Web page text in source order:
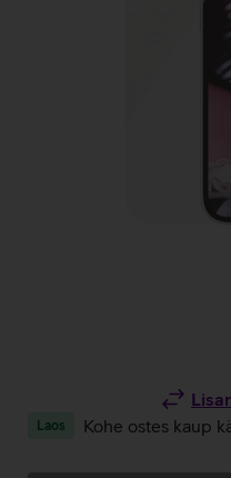
Laos Kohe ostes kaup